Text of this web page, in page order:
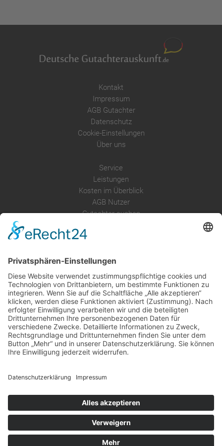
Kontakt
Impressum
AGB Gutachter
Datenschutz
Cookie-Einstellungen
Über uns
Service
Leistungen
Kosten im Überblick
AGB Nutzer
Gutachter suchen
Anfrage
Presse
Partner: Der DGuSV
als Gutachter eintragen
Infos für Suchende